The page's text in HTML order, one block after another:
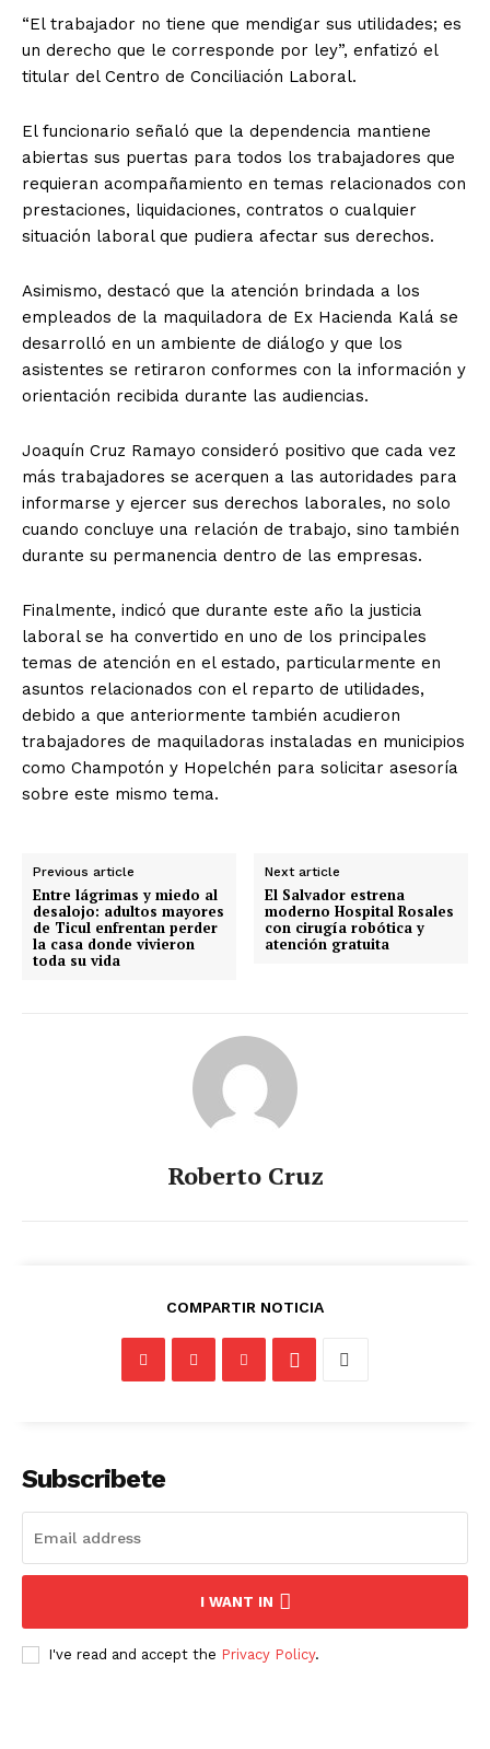
“El trabajador no tiene que mendigar sus utilidades; es
un derecho que le corresponde por ley”, enfatizó el
titular del Centro de Conciliación Laboral.
El funcionario señaló que la dependencia mantiene
abiertas sus puertas para todos los trabajadores que
requieran acompañamiento en temas relacionados con
prestaciones, liquidaciones, contratos o cualquier
situación laboral que pudiera afectar sus derechos.
Asimismo, destacó que la atención brindada a los
empleados de la maquiladora de Ex Hacienda Kalá se
desarrolló en un ambiente de diálogo y que los
asistentes se retiraron conformes con la información y
orientación recibida durante las audiencias.
Joaquín Cruz Ramayo consideró positivo que cada vez
más trabajadores se acerquen a las autoridades para
informarse y ejercer sus derechos laborales, no solo
cuando concluye una relación de trabajo, sino también
durante su permanencia dentro de las empresas.
Finalmente, indicó que durante este año la justicia
laboral se ha convertido en uno de los principales
temas de atención en el estado, particularmente en
asuntos relacionados con el reparto de utilidades,
debido a que anteriormente también acudieron
trabajadores de maquiladoras instaladas en municipios
como Champotón y Hopelchén para solicitar asesoría
sobre este mismo tema.
Previous article
Entre lágrimas y miedo al
desalojo: adultos mayores
de Ticul enfrentan perder
la casa donde vivieron
toda su vida
Next article
El Salvador estrena
moderno Hospital Rosales
con cirugía robótica y
atención gratuita
Roberto Cruz
COMPARTIR NOTICIA
Subscribete
I WANT IN
I've read and accept the Privacy Policy.